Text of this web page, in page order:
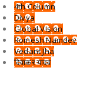
4th Column
Divya
Global Vision
Romesh Namdev
Vedant Jha
दिवाकर यादव